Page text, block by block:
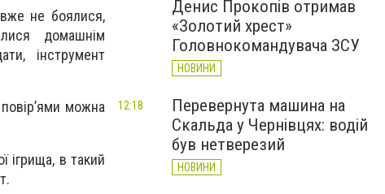
не боялися,
домашнім
інструмент
можна
ігрища, в такий
Денис Прокопів отримав
«Золотий хрест»
Головнокомандувача ЗСУ
НОВИНИ
Перевернута машина на
Скальда у Чернівцях: водій
був нетверезий
НОВИНИ
12:18